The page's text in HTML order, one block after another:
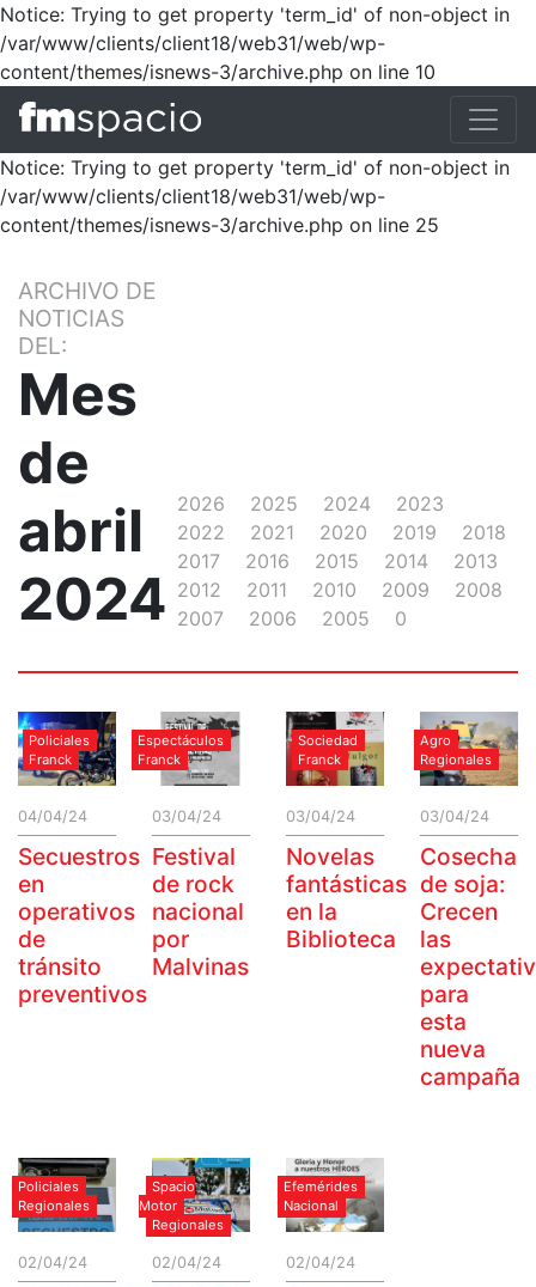
Notice: Trying to get property 'term_id' of non-object in
/var/www/clients/client18/web31/web/wp-
content/themes/isnews-3/archive.php on line 10
Notice: Trying to get property 'term_id' of non-object in
/var/www/clients/client18/web31/web/wp-
content/themes/isnews-3/archive.php on line 25
ARCHIVO DE
NOTICIAS
DEL:
Mes
de
abril
2024
2026 2025 2024
2023
2022
2021 2020 2019
2018
2017
2016 2015 2014
2013
2012
2011 2010 2009
2008
2007
2006 2005 0
Policiales
Franck
04/04/24
Secuestros
en
operativos
de
tránsito
preventivos
Espectáculos
Franck
03/04/24
Festival
de rock
nacional
por
Malvinas
Sociedad
Franck
03/04/24
Novelas
fantásticas
en la
Biblioteca
Agro
Regionales
03/04/24
Cosecha
de soja:
Crecen
las
para
esta
nueva
campaña
Policiales
Regionales
02/04/24
Spacio
Motor
Regionales
02/04/24
Efemérides
Nacional
02/04/24